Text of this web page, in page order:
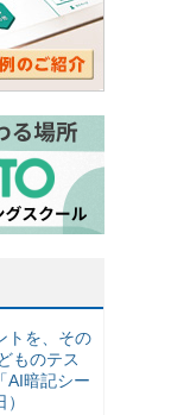
トを、その
ものテス
AI暗記シー